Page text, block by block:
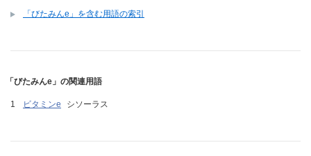
「びたみんe」を含む用語の索引
「びたみんe」の関連用語
ビタミンe シソーラス